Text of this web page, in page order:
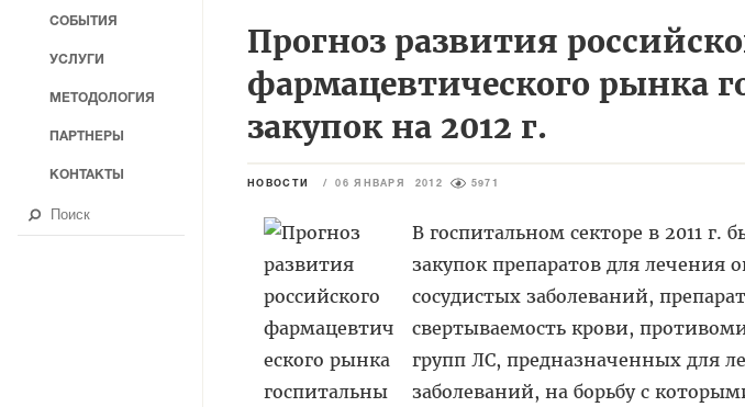
Прогноз развития
фармацевтического рынка
закупок на 2012 г.
НОВОСТИ / 06 ЯНВАРЯ 2012 5971
В госпитальном секторе в 2011 г.
закупок препаратов для лечения
сосудистых заболеваний,
свертываемость крови,
групп ЛС, предназначенных для
заболеваний, на борьбу с
СОБЫТИЯ
УСЛУГИ
МЕТОДОЛОГИЯ
ПАРТНЕРЫ
КОНТАКТЫ